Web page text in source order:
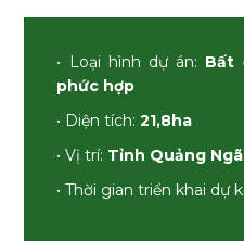
• Loại hình dự án: Bất
phức hợp
• Diện tích:21,8ha
• Vị trí: Tỉnh Quảng
• Thời gian triển khai dự
ĐĂNG KÝ